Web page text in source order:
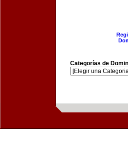
Categorías de